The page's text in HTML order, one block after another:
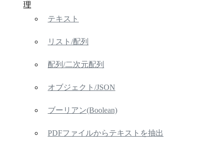
理
テキスト
リスト/配列
配列/二次元配列
オブジェクト/JSON
ブーリアン(Boolean)
PDFファイルからテキストを抽出